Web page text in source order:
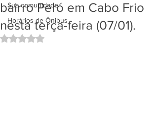
Sua comunidade
Horários de Ônibus
bairro Peró em Cabo Frio
nesta terça-feira (07/01).
Avaliado com NaN de 5 estrelas.